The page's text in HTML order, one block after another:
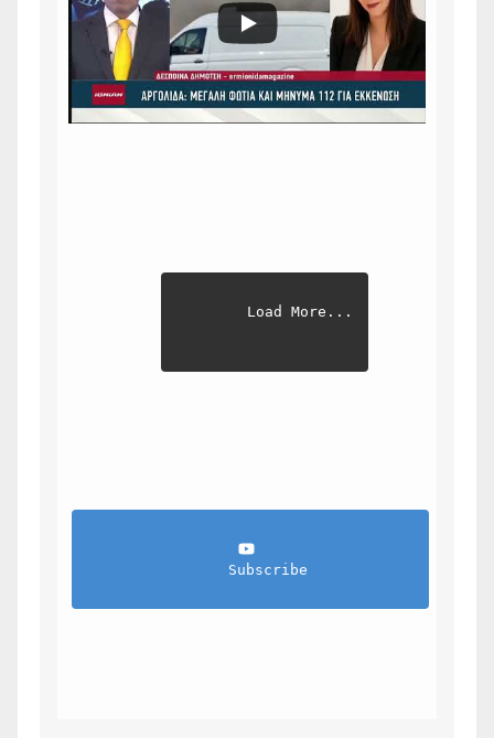
Load More...
                Subscribe